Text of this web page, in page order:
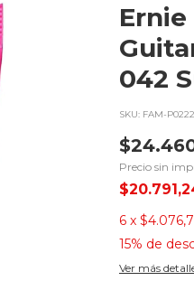
042
SKU: FAM-
Precio sin
6 x
15% de
Ver más